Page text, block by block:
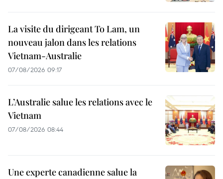
La visite du dirigeant To Lam, un
nouveau jalon dans les relations
Vietnam-Australie
07/08/2026 09:17
L’Australie salue les relations avec le
Vietnam
07/08/2026 08:44
Une experte canadienne salue la